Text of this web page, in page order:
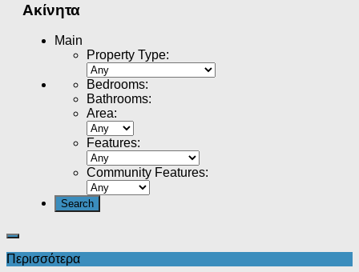
Ακίνητα
Main
Property Type:
Bedrooms:
Bathrooms:
Area:
Features:
Community Features:
Περισσότερα